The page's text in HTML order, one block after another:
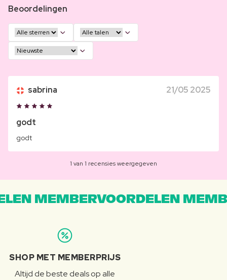
Beoordelingen
sabrina 21/05 2025
godt
godt
1 van 1 recensies weergegeven
MEMBERVOORDELEN
SHOP MET MEMBERPRIJS
Altijd de beste deals op alle